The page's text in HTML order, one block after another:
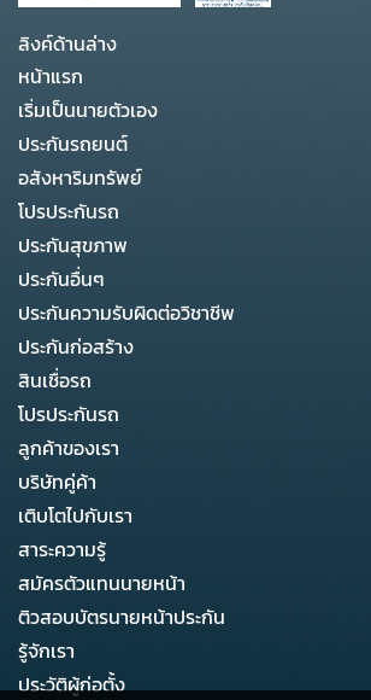
ลิงค์ด้านล่าง
หน้าแรก
เริ่มเป็นนายตัวเอง
ประกันรถยนต์
อสังหาริมทรัพย์
โปรประกันรถ
ประกันสุขภาพ
ประกันอื่นๆ
ประกันความรับผิดต่อวิชาชีพ
ประกันก่อสร้าง
สินเชื่อรถ
โปรประกันรถ
ลูกค้าของเรา
บริษัทคู่ค้า
เติบโตไปกับเรา
สาระความรู้
สมัครตัวแทนนายหน้า
ติวสอบบัตรนายหน้าประกัน
รู้จักเรา
ประวัติผู้ก่อตั้ง